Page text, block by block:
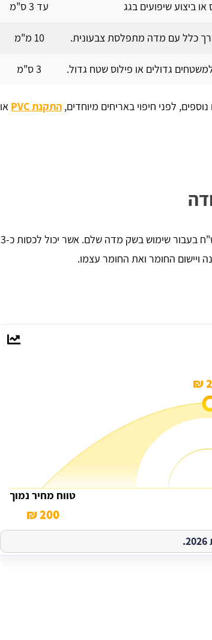
או ביצוע שיפועים בגג עד 3 ס"מ
כלל עם מדה מתפלסת צבעונית. 10 מ"מ
גדולים או פילוס שטח גדול. 3 ס"מ
לפני חיפוי באריחים מיוחדים, התקנת PVC
או
מחיר מדה מתפלסת עם עבודה עולה בין 200 - 250 ש"ח בעבור שימוש בשק מדה שלם. אשר יכול לכסות כ-3
טווח מחיר נמוך
200 ₪